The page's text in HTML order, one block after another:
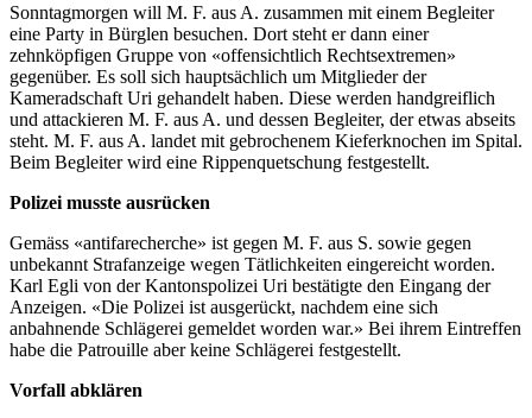
Sonntagmorgen will M. F. aus A. zusammen mit einem Begleiter
eine Party in Bürglen besuchen. Dort steht er dann einer
zehnköpfigen Gruppe von «offensichtlich Rechtsextremen»
gegenüber. Es soll sich hauptsächlich um Mitglieder der
Kameradschaft Uri gehandelt haben. Diese werden handgreiflich
und attackieren M. F. aus A. und dessen Begleiter, der etwas abseits
steht. M. F. aus A. landet mit gebrochenem Kieferknochen im Spital.
Beim Begleiter wird eine Rippenquetschung festgestellt.
Polizei musste ausrücken
Gemäss «antifarecherche» ist gegen M. F. aus S. sowie gegen
unbekannt Strafanzeige wegen Tätlichkeiten eingereicht worden.
Karl Egli von der Kantonspolizei Uri bestätigte den Eingang der
Anzeigen. «Die Polizei ist ausgerückt, nachdem eine sich
anbahnende Schlägerei gemeldet worden war.» Bei ihrem Eintreffen
habe die Patrouille aber keine Schlägerei festgestellt.
Vorfall abklären